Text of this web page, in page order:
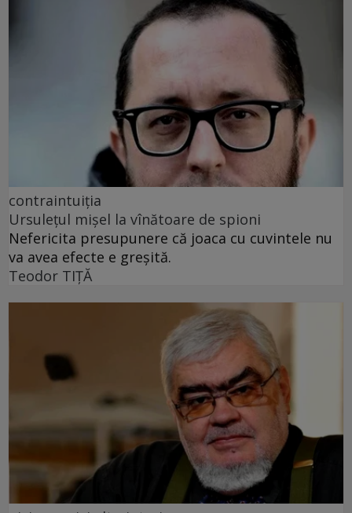
contraintuiția
Ursulețul mișel la vînătoare de spioni
Nefericita presupunere că joaca cu cuvintele nu
va avea efecte e greșită.
Teodor TIŢĂ